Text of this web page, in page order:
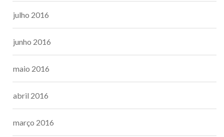
julho 2016
junho 2016
maio 2016
abril 2016
março 2016